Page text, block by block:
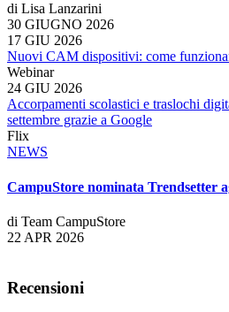
di Lisa Lanzarini
30 GIUGNO 2026
17 GIU 2026
Nuovi CAM dispositivi: come
Webinar
24 GIU 2026
Accorpamenti scolastici e traslochi
settembre grazie a Google
Flix
NEWS
CampuStore nominata Trendsetter
di Team CampuStore
22 APR 2026
Recensioni